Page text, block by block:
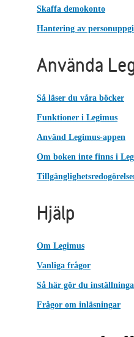
Skaffa demokonto
Hantering av
Använda
Så läser du våra böcker
Funktioner i Legimus
Använd Legimus-appen
Om boken inte finns i
Hjälp
Om Legimus
Vanliga frågor
Så här gör du
Frågor om inläsningar